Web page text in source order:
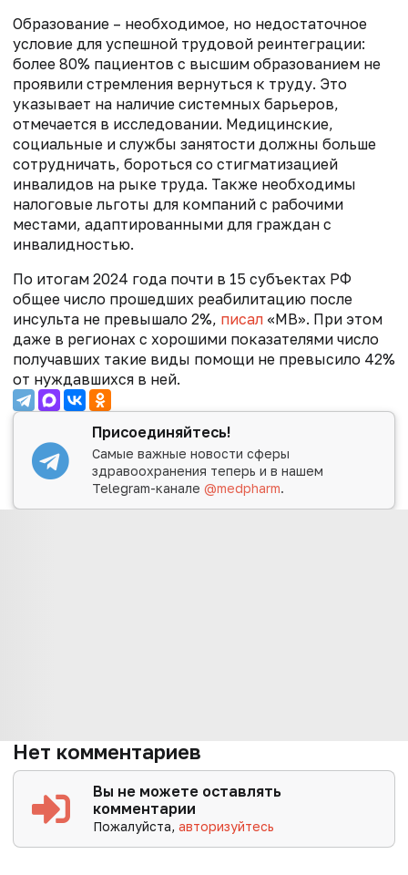
Образование – необходимое, но недостаточное
условие для успешной трудовой реинтеграции:
более 80% пациентов с высшим образованием не
проявили стремления вернуться к труду. Это
указывает на наличие системных барьеров,
отмечается в исследовании. Медицинские,
социальные и службы занятости должны больше
сотрудничать, бороться со стигматизацией
инвалидов на рыке труда. Также необходимы
налоговые льготы для компаний с рабочими
местами, адаптированными для граждан с
инвалидностью.
По итогам 2024 года почти в 15 субъектах РФ
общее число прошедших реабилитацию после
инсульта не превышало 2%, писал «МВ». При этом
даже в регионах с хорошими показателями число
получавших такие виды помощи не превысило 42%
от нуждавшихся в ней.
Присоединяйтесь!
Самые важные новости сферы
здравоохранения теперь и в нашем
Telegram-канале@medpharm.
Нет комментариев
Вы не можете оставлять
комментарии
Пожалуйста,авторизуйтесь